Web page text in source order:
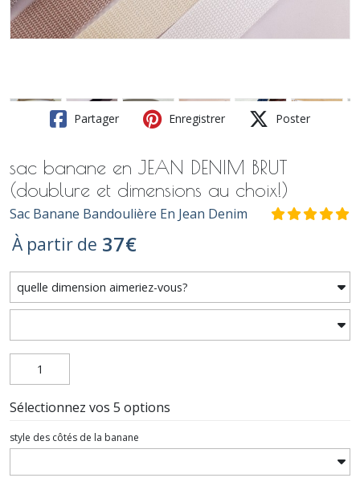
Partager Enregistrer Poster
sac banane en JEAN DENIM BRUT
(doublure et dimensions au choix!)
Sac Banane Bandoulière En Jean Denim
À partir de 37€
Sélectionnez vos 5 options
style des côtés de la banane